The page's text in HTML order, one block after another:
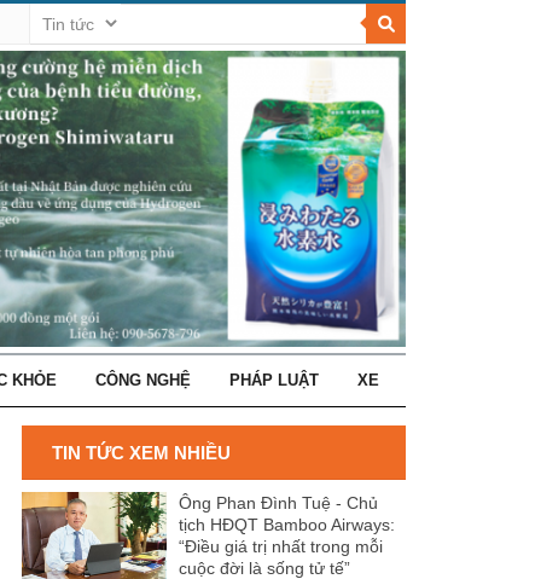
KHỎE CÔNG NGHỆ PHÁP LUẬT XE
TIN TỨC XEM NHIỀU
Ông Phan Đình Tuệ - Chủ
tịch HĐQT Bamboo Airways:
“Điều giá trị nhất trong mỗi
cuộc đời là sống tử tế”